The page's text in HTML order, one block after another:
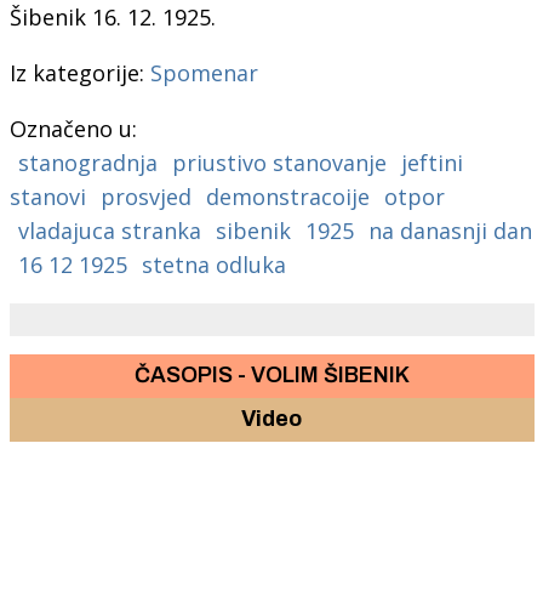
Šibenik 16. 12. 1925.
Iz kategorije: Spomenar
Označeno u:
stanogradnja
priustivo stanovanje
jeftini
stanovi
prosvjed demonstracoije otpor
vladajuca stranka sibenik 1925 na danasnji dan
16 12 1925 stetna odluka
ČASOPIS - VOLIM ŠIBENIK
Video